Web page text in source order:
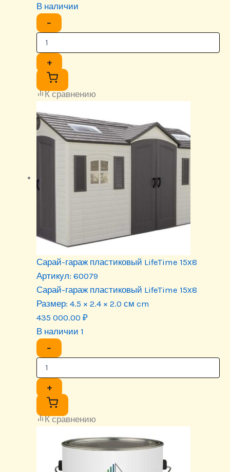
В наличии
−
+
К сравнению
Сарай-гараж пластиковый LifeTime 15х8
Артикул: 60079
Сарай-гараж пластиковый LifeTime 15х8
Размер: 4.5 × 2.4 × 2.0 см cm
435 000.00 ₽
В наличии 1
−
+
К сравнению